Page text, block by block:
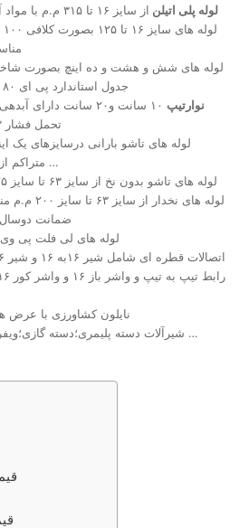
لوله پلی اتیلن از سایز ۱۶ تا ۳۱۵ م.م با مواد آبرسان دارای ضمانت ده ساله
جدول استاندارد پی ای ۸۰ با فشاردرخواستی ۴ و ۶ و ۸ بار
نوارتیپ
تحمل فشار ۳ بار با ضمانت یک فصل زراعی
متراکم از جمله زعفران و یونجه و لوبیا و …
?لوله های تاشو بدون نخ از سایز ۶۳ تا سایز ۱۲۵ مناسب زمین های اجاره ای
ضمانت دوسال
?لوله های لی فلت پی وی
?نایلون کشاورزی با عرض
?شیرآلات دسته پلیمری؛دسته گازی؛ویفری؛چدنی زبانه لاستیک؛ آبریز و …